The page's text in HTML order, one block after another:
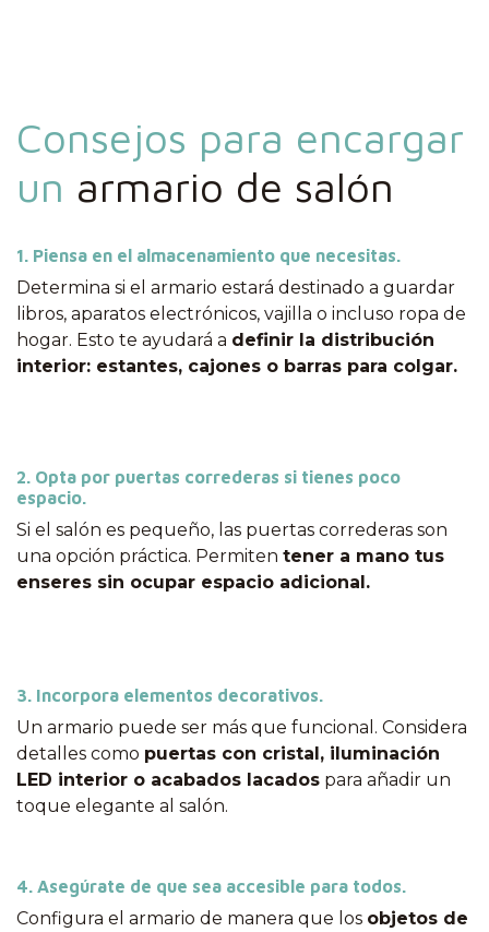
Consejos para encargar
un armario de salón
1. Piensa en el almacenamiento que necesitas.
Determina si el armario estará destinado a guardar
libros, aparatos electrónicos, vajilla o incluso ropa de
hogar. Esto te ayudará a definir la distribución
interior: estantes, cajones o barras para colgar.
2. Opta por puertas correderas si tienes poco
espacio.
Si el salón es pequeño, las puertas correderas son
una opción práctica. Permiten tener a mano tus
enseres sin ocupar espacio adicional.
3. Incorpora elementos decorativos.
Un armario puede ser más que funcional. Considera
detalles como puertas con cristal, iluminación
LED interior o acabados lacados para añadir un
toque elegante al salón.
4. Asegúrate de que sea accesible para todos.
Configura el armario de manera que los objetos de